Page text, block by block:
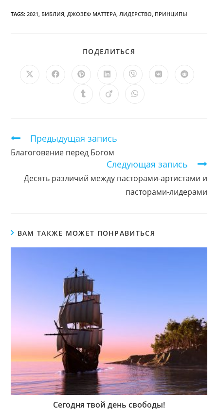
TAGS:2021, БИБЛИЯ, ДЖОЗЕФ МАТТЕРА, ЛИДЕРСТВО, ПРИНЦИПЫ
ПОДЕЛИТЬСЯ
Открывается
Открывается
новом
Открывается
в
новом
Открывается
в
новом
Открывается
в
новом
Открывается
Открывается
ОткрываетсяОткрывается
Продолжить
чтение
Предыдущая запись
Благоговение перед Богом
Следующая запись
Десять различий между пасторами-артистами и
пасторами-лидерами
ВАМ ТАКЖЕ МОЖЕТ ПОНРАВИТЬСЯ
Сегодня твой день свободы!